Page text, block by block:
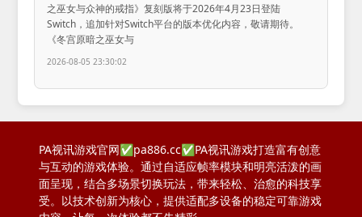
之巫女与众神的戒指》复刻版将于2026年4月23日登陆
Switch，追加针对Switch平台的版本优化内容，敬请期待。
《冬宫原暗之巫女与
2026-08-05 23:30:02
PA视讯游戏官网✅pa886.cc✅PA视讯游戏打造富有创意
与互动的游戏体验。通过自适应帧率模块和明亮活泼的画
面呈现，结合多场景切换玩法，带来轻松、治愈的科技享
受。以技术创新为核心，提供适配多设备的稳定可靠游戏